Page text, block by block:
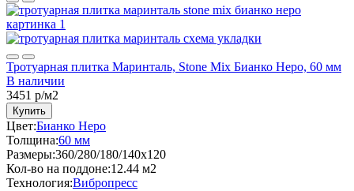
Тротуарная плитка Маринталь, Stone Mix Бианко Неро, 60 мм
В наличии
3451 р/м2
Купить
Цвет:Бианко Неро
Толщина:60 мм
Размеры:360/280/180/140x120
Кол-во на поддоне:12.44 м2
Технология:Вибропресс